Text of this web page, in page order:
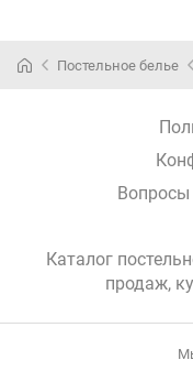
Постельное белье
Вопросы
Каталог
продаж,